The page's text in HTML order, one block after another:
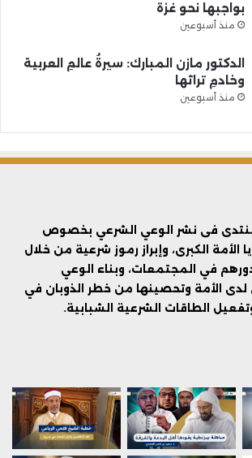
بواجبها نحو غزة
منذ أسبوعين
الدكتور مازن المبارك: سيرةُ عالمِ العربية
وخادمِ تراثها
منذ أسبوعين
فى نشر الوعي الشرعي بخصوص
الأمة الكبرى، وإبراز رموز شرعية من خلال
في المجتمعات، وبناء الوعي
لدى الأمة وتحصينها من خطر الذوبان في
وتفعيل الطاقات الشرعية الشبابية.